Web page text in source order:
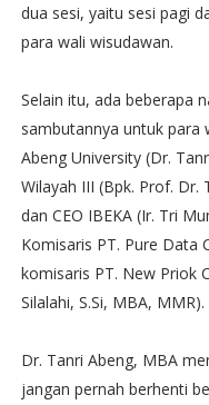
dua sesi, yaitu sesi pagi
para wali wisudawan.
Selain itu, ada beberapa
sambutannya untuk para
Abeng University (Dr.
Wilayah III (Bpk. Prof. Dr.
dan CEO IBEKA (Ir. Tri
Komisaris PT. Pure Data
komisaris PT. New Priok
Silalahi, S.Si, MBA, MMR).
Dr. Tanri Abeng, MBA
jangan pernah berhenti